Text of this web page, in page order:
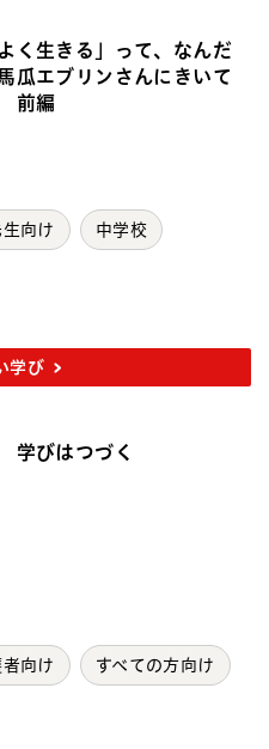
よく生きる」って、なんだ
瓜エブリンさんにきいて
前編
生向け 中学校
学び
学びはつづく
向け すべての方向け